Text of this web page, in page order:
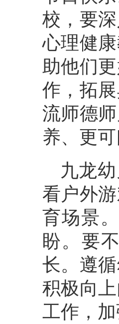
校，要
心理健
助他们
作，拓
流师德
养、更
九龙
看户外
育场景
盼。要
长。遵
积极向
工作，